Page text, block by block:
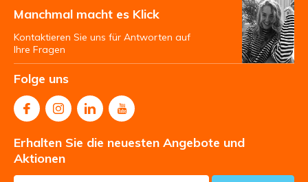
Manchmal macht es Klick
Kontaktieren Sie uns für Antworten auf
Ihre Fragen
Folge uns
Erhalten Sie die neuesten Angebote und
Aktionen